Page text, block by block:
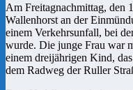
Am Freitagnachmittag, den
Wallenhorst an der
einem Verkehrsunfall, bei
wurde. Die junge Frau war
einem dreijährigen Kind,
dem Radweg der Ruller